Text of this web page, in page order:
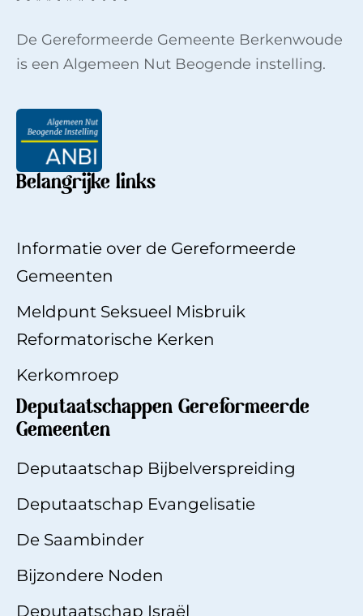
De Gereformeerde Gemeente Berkenwoude
is een Algemeen Nut Beogende instelling.
Belangrijke links
Informatie over de Gereformeerde
Gemeenten
Meldpunt Seksueel Misbruik
Reformatorische Kerken
Kerkomroep
Deputaatschappen Gereformeerde
Gemeenten
Deputaatschap Bijbelverspreiding
Deputaatschap Evangelisatie
De Saambinder
Bijzondere Noden
Deputaatschap Israël